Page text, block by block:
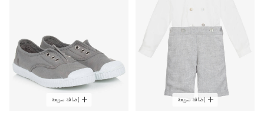
إضافة سريعة إضافة سريعة